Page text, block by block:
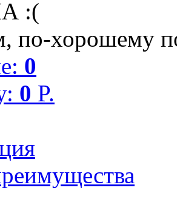
:(
по-хорошему
0
0 P.